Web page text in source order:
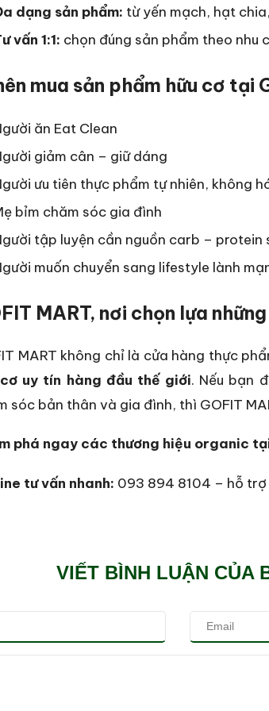
dạng sản phẩm: từ yến mạch, hạt
vấn 1:1: chọn đúng sản phẩm theo nhu
mua sản phẩm hữu cơ tại
ăn Eat Clean
giảm cân – giữ dáng
ưu tiên thực phẩm tự nhiên, không
bỉm chăm sóc gia đình
tập luyện cần nguồn carb – protein
muốn chuyển sang lifestyle lành
MART, nơi chọn lựa
MART không chỉ là cửa hàng thực
uy tín hàng đầu thế giới. Nếu bạn
sóc bản thân và gia đình, thì GOFIT
phá ngay các thương hiệu organic
tư vấn nhanh: 093 894 8104 – hỗ trợ
VIẾT BÌNH LUẬN CỦA